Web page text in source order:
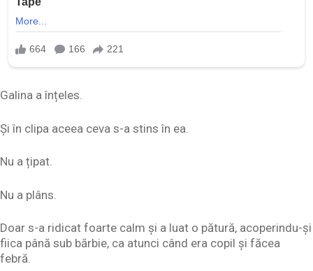
Galina a înțeles.
Și în clipa aceea ceva s-a stins în ea.
Nu a țipat.
Nu a plâns.
Doar s-a ridicat foarte calm și a luat o pătură, acoperindu-și
fiica până sub bărbie, ca atunci când era copil și făcea
febră.